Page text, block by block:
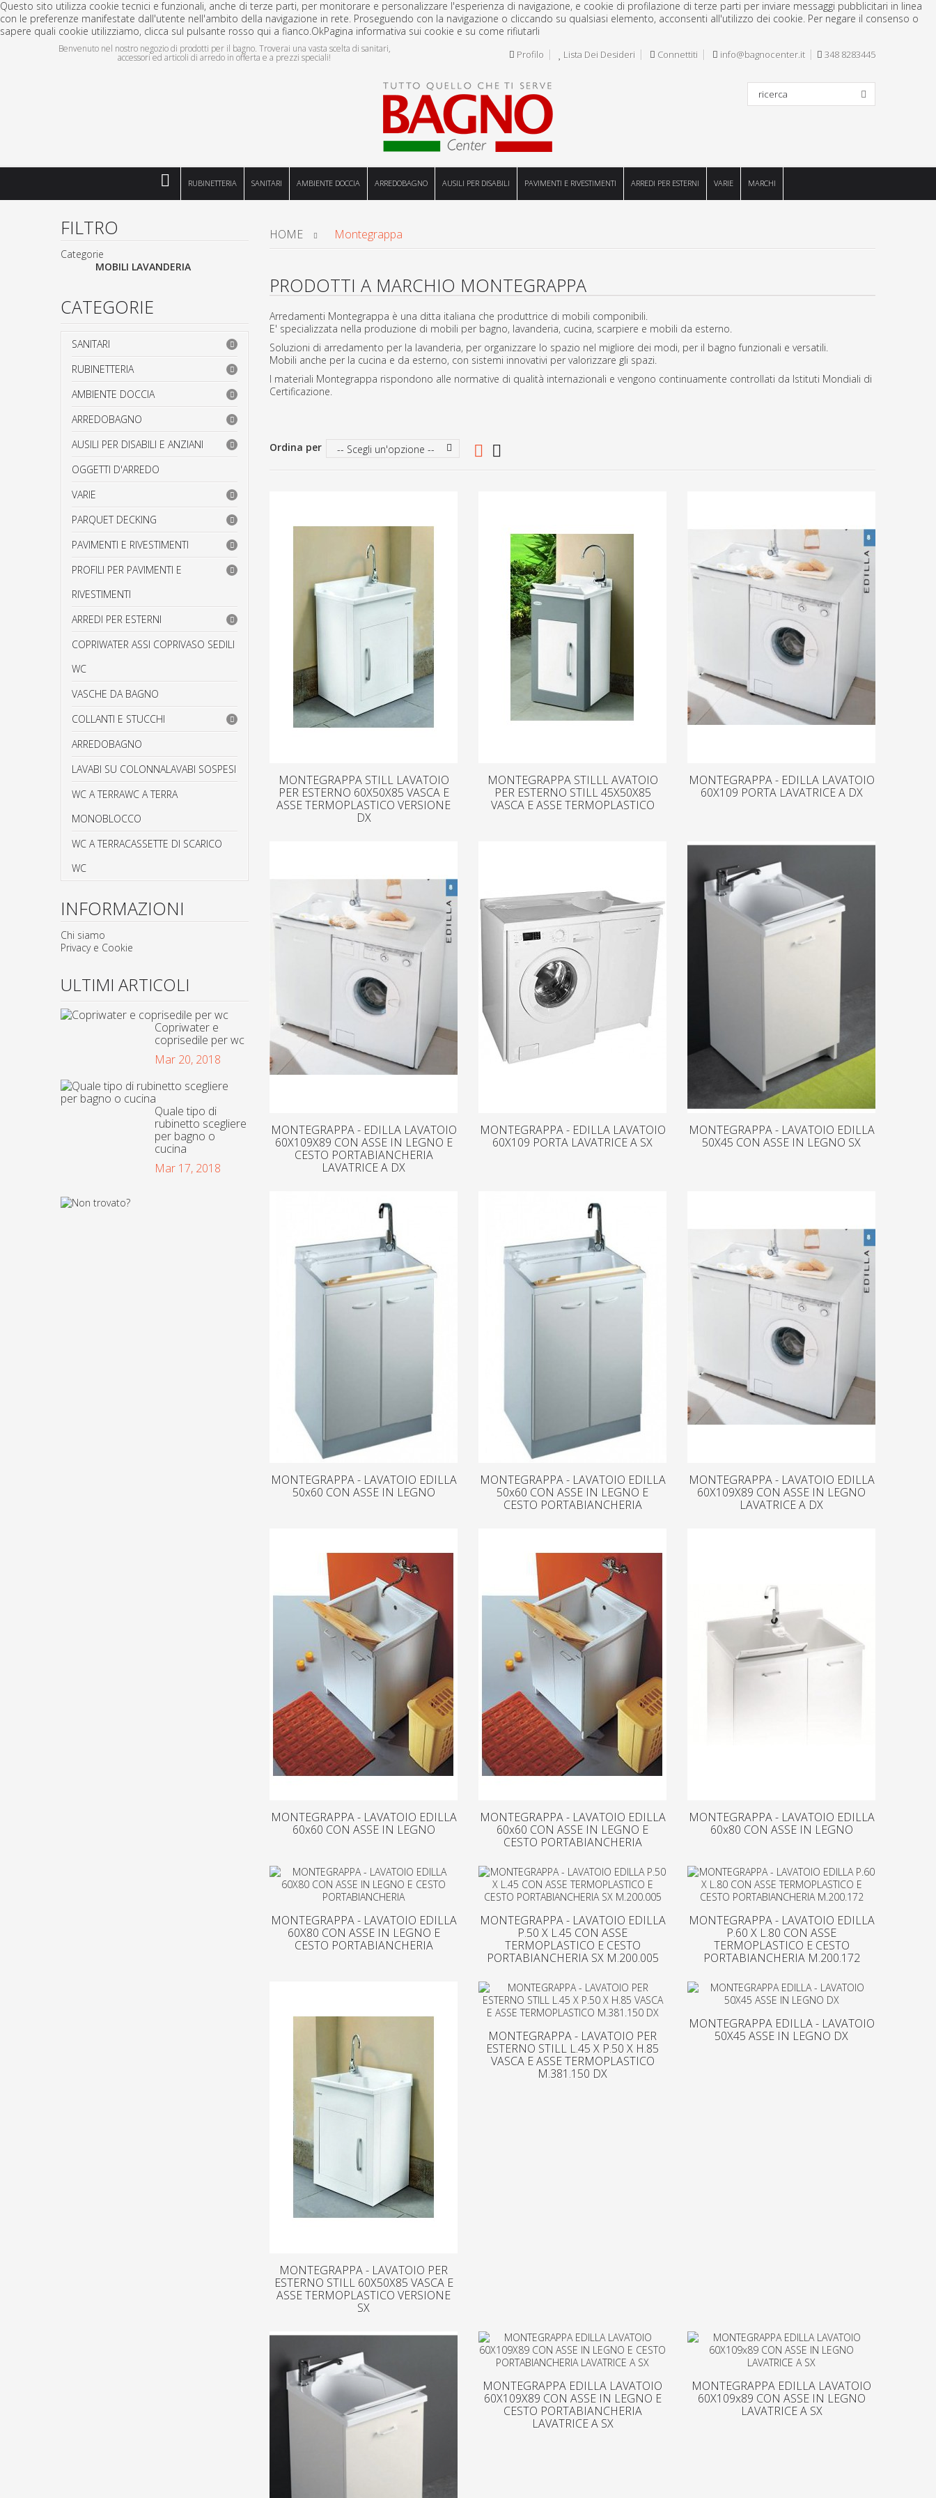
Questo sito utilizza cookie tecnici e funzionali, anche di terze parti, per monitorare e personalizzare l'esperienza di navigazione, e cookie di profilazione di terze parti per inviare messaggi pubblicitari in linea
con le preferenze manifestate dall'utente nell'ambito della navigazione in rete. Proseguendo con la navigazione o cliccando su qualsiasi elemento, acconsenti all'utilizzo dei cookie. Per negare il consenso o
sapere quali cookie utilizziamo, clicca sul pulsante rosso qui a fianco.OkPagina informativa sui cookie e su come rifiutarli
Profilo Lista Dei Desideri Connettiti info@bagnocenter.it 348 8283445
Benvenuto nel nostro negozio di prodotti per il bagno. Troverai una vasta scelta di sanitari,
accessori ed articoli di arredo in offerta e a prezzi speciali!
RUBINETTERIA SANITARI AMBIENTE DOCCIA ARREDOBAGNO AUSILI PER DISABILI PAVIMENTI E RIVESTIMENTI ARREDI PER ESTERNI VARIE MARCHI
FILTRO
Categorie
MOBILI LAVANDERIA
CATEGORIE
SANITARI
RUBINETTERIA
AMBIENTE DOCCIA
ARREDOBAGNO
AUSILI PER DISABILI E ANZIANI
OGGETTI D'ARREDO
VARIE
PARQUET DECKING
PAVIMENTI E RIVESTIMENTI
PROFILI PER PAVIMENTI E
RIVESTIMENTI
ARREDI PER ESTERNI
COPRIWATER ASSI COPRIVASO SEDILI
WC
VASCHE DA BAGNO
COLLANTI E STUCCHI
ARREDOBAGNO
LAVABI SU COLONNALAVABI SOSPESI
WC A TERRAWC A TERRA
MONOBLOCCO
WC A TERRACASSETTE DI SCARICO
WC
INFORMAZIONI
Chi siamo
Privacy e Cookie
ULTIMI ARTICOLI
Copriwater e
coprisedile per wc
Mar 20, 2018
Quale tipo di
rubinetto scegliere
per bagno o
cucina
Mar 17, 2018
HOME Montegrappa
PRODOTTI A MARCHIO MONTEGRAPPA
Arredamenti Montegrappa è una ditta italiana che produttrice di mobili componibili.
E' specializzata nella produzione di mobili per bagno, lavanderia, cucina, scarpiere e mobili da esterno.
Soluzioni di arredamento per la lavanderia, per organizzare lo spazio nel migliore dei modi, per il bagno funzionali e versatili.
Mobili anche per la cucina e da esterno, con sistemi innovativi per valorizzare gli spazi.
I materiali Montegrappa rispondono alle normative di qualità internazionali e vengono continuamente controllati da Istituti Mondiali di
Certificazione.
Ordina per -- Scegli un'opzione --
MONTEGRAPPA STILL LAVATOIO
PER ESTERNO 60X50X85 VASCA E
ASSE TERMOPLASTICO VERSIONE
DX
MONTEGRAPPA STILLL AVATOIO
PER ESTERNO STILL 45X50X85
VASCA E ASSE TERMOPLASTICO
MONTEGRAPPA - EDILLA LAVATOIO
60X109 PORTA LAVATRICE A DX
MONTEGRAPPA - EDILLA LAVATOIO
60X109X89 CON ASSE IN LEGNO E
CESTO PORTABIANCHERIA
LAVATRICE A DX
MONTEGRAPPA - EDILLA LAVATOIO
60X109 PORTA LAVATRICE A SX
MONTEGRAPPA - LAVATOIO EDILLA
50X45 CON ASSE IN LEGNO SX
MONTEGRAPPA - LAVATOIO EDILLA
50x60 CON ASSE IN LEGNO
MONTEGRAPPA - LAVATOIO EDILLA
50x60 CON ASSE IN LEGNO E
CESTO PORTABIANCHERIA
MONTEGRAPPA - LAVATOIO EDILLA
60X109X89 CON ASSE IN LEGNO
LAVATRICE A DX
MONTEGRAPPA - LAVATOIO EDILLA
60x60 CON ASSE IN LEGNO
MONTEGRAPPA - LAVATOIO EDILLA
60x60 CON ASSE IN LEGNO E
CESTO PORTABIANCHERIA
MONTEGRAPPA - LAVATOIO EDILLA
60x80 CON ASSE IN LEGNO
MONTEGRAPPA - LAVATOIO EDILLA
60X80 CON ASSE IN LEGNO E
CESTO PORTABIANCHERIA
MONTEGRAPPA - LAVATOIO EDILLA
P.50 X L.45 CON ASSE
TERMOPLASTICO E CESTO
PORTABIANCHERIA SX M.200.005
MONTEGRAPPA - LAVATOIO EDILLA
P.60 X L.80 CON ASSE
TERMOPLASTICO E CESTO
PORTABIANCHERIA M.200.172
MONTEGRAPPA - LAVATOIO PER
ESTERNO STILL 60X50X85 VASCA E
ASSE TERMOPLASTICO VERSIONE
SX
MONTEGRAPPA - LAVATOIO PER
ESTERNO STILL L.45 X P.50 X H.85
VASCA E ASSE TERMOPLASTICO
M.381.150 DX
MONTEGRAPPA EDILLA - LAVATOIO
50X45 ASSE IN LEGNO DX
MONTEGRAPPA EDILLA LAVATOIO
60X109X89 CON ASSE IN LEGNO E
CESTO PORTABIANCHERIA
LAVATRICE A SX
MONTEGRAPPA EDILLA LAVATOIO
60X109x89 CON ASSE IN LEGNO
LAVATRICE A SX